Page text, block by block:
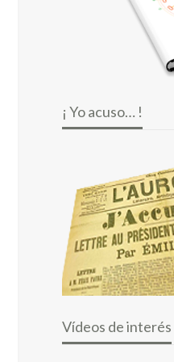
¡ Yo acuso… !
Vídeos de interés